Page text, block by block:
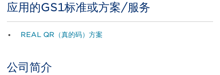
Body
应用的GS1标准或方案/服务
REAL QR（真的码）方案
Title
公司简介